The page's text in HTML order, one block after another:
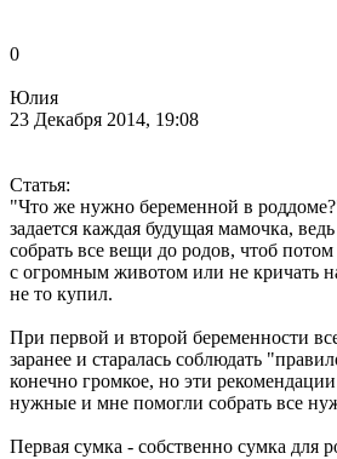
0
Юлия
23 Декабря 2014, 19:08
Статья:
"Что же нужно беременной в
задается каждая будущая мамочка,
собрать все вещи до родов, чтоб
с огромным животом или не кричать
не то купил.
При первой и второй беременности
заранее и старалась соблюдать
конечно громкое, но эти
нужные и мне помогли собрать все
Первая сумка - собственно сумка для